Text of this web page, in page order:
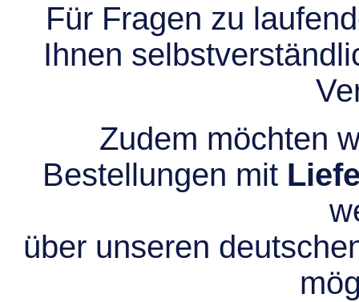
Für Fragen zu
Ihnen
Zudem möchten
Bestellungen mit
über unseren